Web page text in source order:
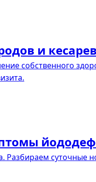
и
собственного
Разбираем суточные